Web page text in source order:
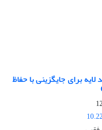
برای جایگزینی با حفاظ